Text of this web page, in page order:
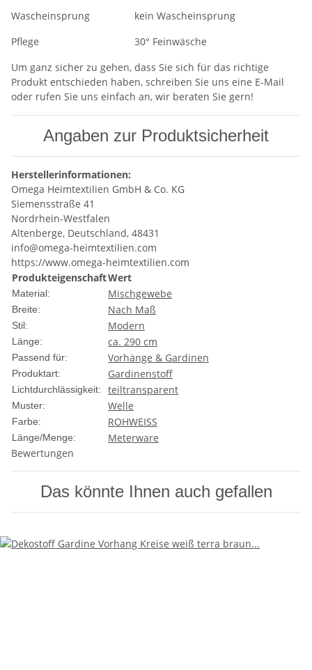
Wascheinsprung
kein Wascheinsprung
Pflege
30° Feinwäsche
Um ganz sicher zu gehen, dass Sie sich für das richtige
Produkt entschieden haben, schreiben Sie uns eine E-Mail
oder rufen Sie uns einfach an, wir beraten Sie gern!
Angaben zur Produktsicherheit
Herstellerinformationen:
Omega Heimtextilien GmbH & Co. KG
Siemensstraße 41
Nordrhein-Westfalen
Altenberge, Deutschland, 48431
info@omega-heimtextilien.com
https://www.omega-heimtextilien.com
ProdukteigenschaftWert
Material: Mischgewebe
Breite: Nach Maß
Stil: Modern
Länge: ca. 290 cm
Passend für: Vorhänge & Gardinen
Produktart: Gardinenstoff
Lichtdurchlässigkeit: teiltransparent
Muster: Welle
Farbe: ROHWEISS
Länge/Menge:
Meterware
Bewertungen
Das könnte Ihnen auch gefallen